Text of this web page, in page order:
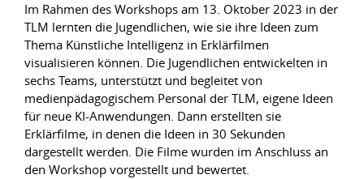
Im Rahmen des Workshops am 13. Oktober 2023 in der
TLM lernten die Jugendlichen, wie sie ihre Ideen zum
Thema Künstliche Intelligenz in Erklärfilmen
visualisieren können. Die Jugendlichen entwickelten in
sechs Teams, unterstützt und begleitet von
medienpädagogischem Personal der TLM, eigene Ideen
für neue KI-Anwendungen. Dann erstellten sie
Erklärfilme, in denen die Ideen in 30 Sekunden
dargestellt werden. Die Filme wurden im Anschluss an
den Workshop vorgestellt und bewertet.